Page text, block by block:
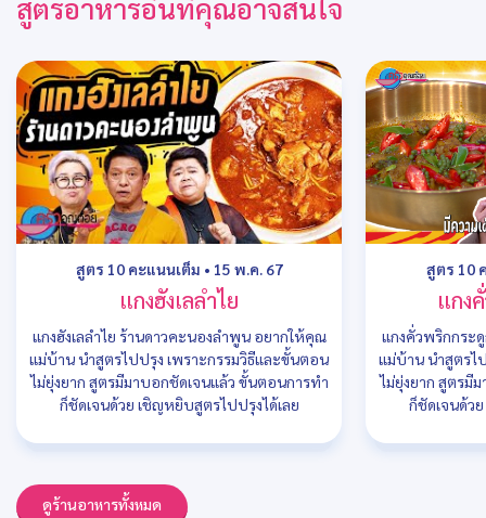
สูตรอาหารอื่นที่คุณอาจสนใจ
สูตร 10 คะแนนเต็ม • 15 พ.ค. 67
แกงฮังเลลำไย
แกงฮังเลลำไย ร้านดาวคะนองลำพูน อยากให้คุณ
แม่บ้าน นำสูตรไปปรุง เพราะกรรมวิธีและขั้นตอน
ไม่ยุ่งยาก สูตรมีมาบอกชัดเจนแล้ว ขั้นตอนการทำ
ก็ชัดเจนด้วย เชิญหยิบสูตรไปปรุงได้เลย
สูตร 10
แกง
แกงคั่วพริกกระ
แม่บ้าน นำสูตรไ
ไม่ยุ่งยาก สูตรมี
ก็ชัดเจนด้ว
ดูร้านอาหารทั้งหมด